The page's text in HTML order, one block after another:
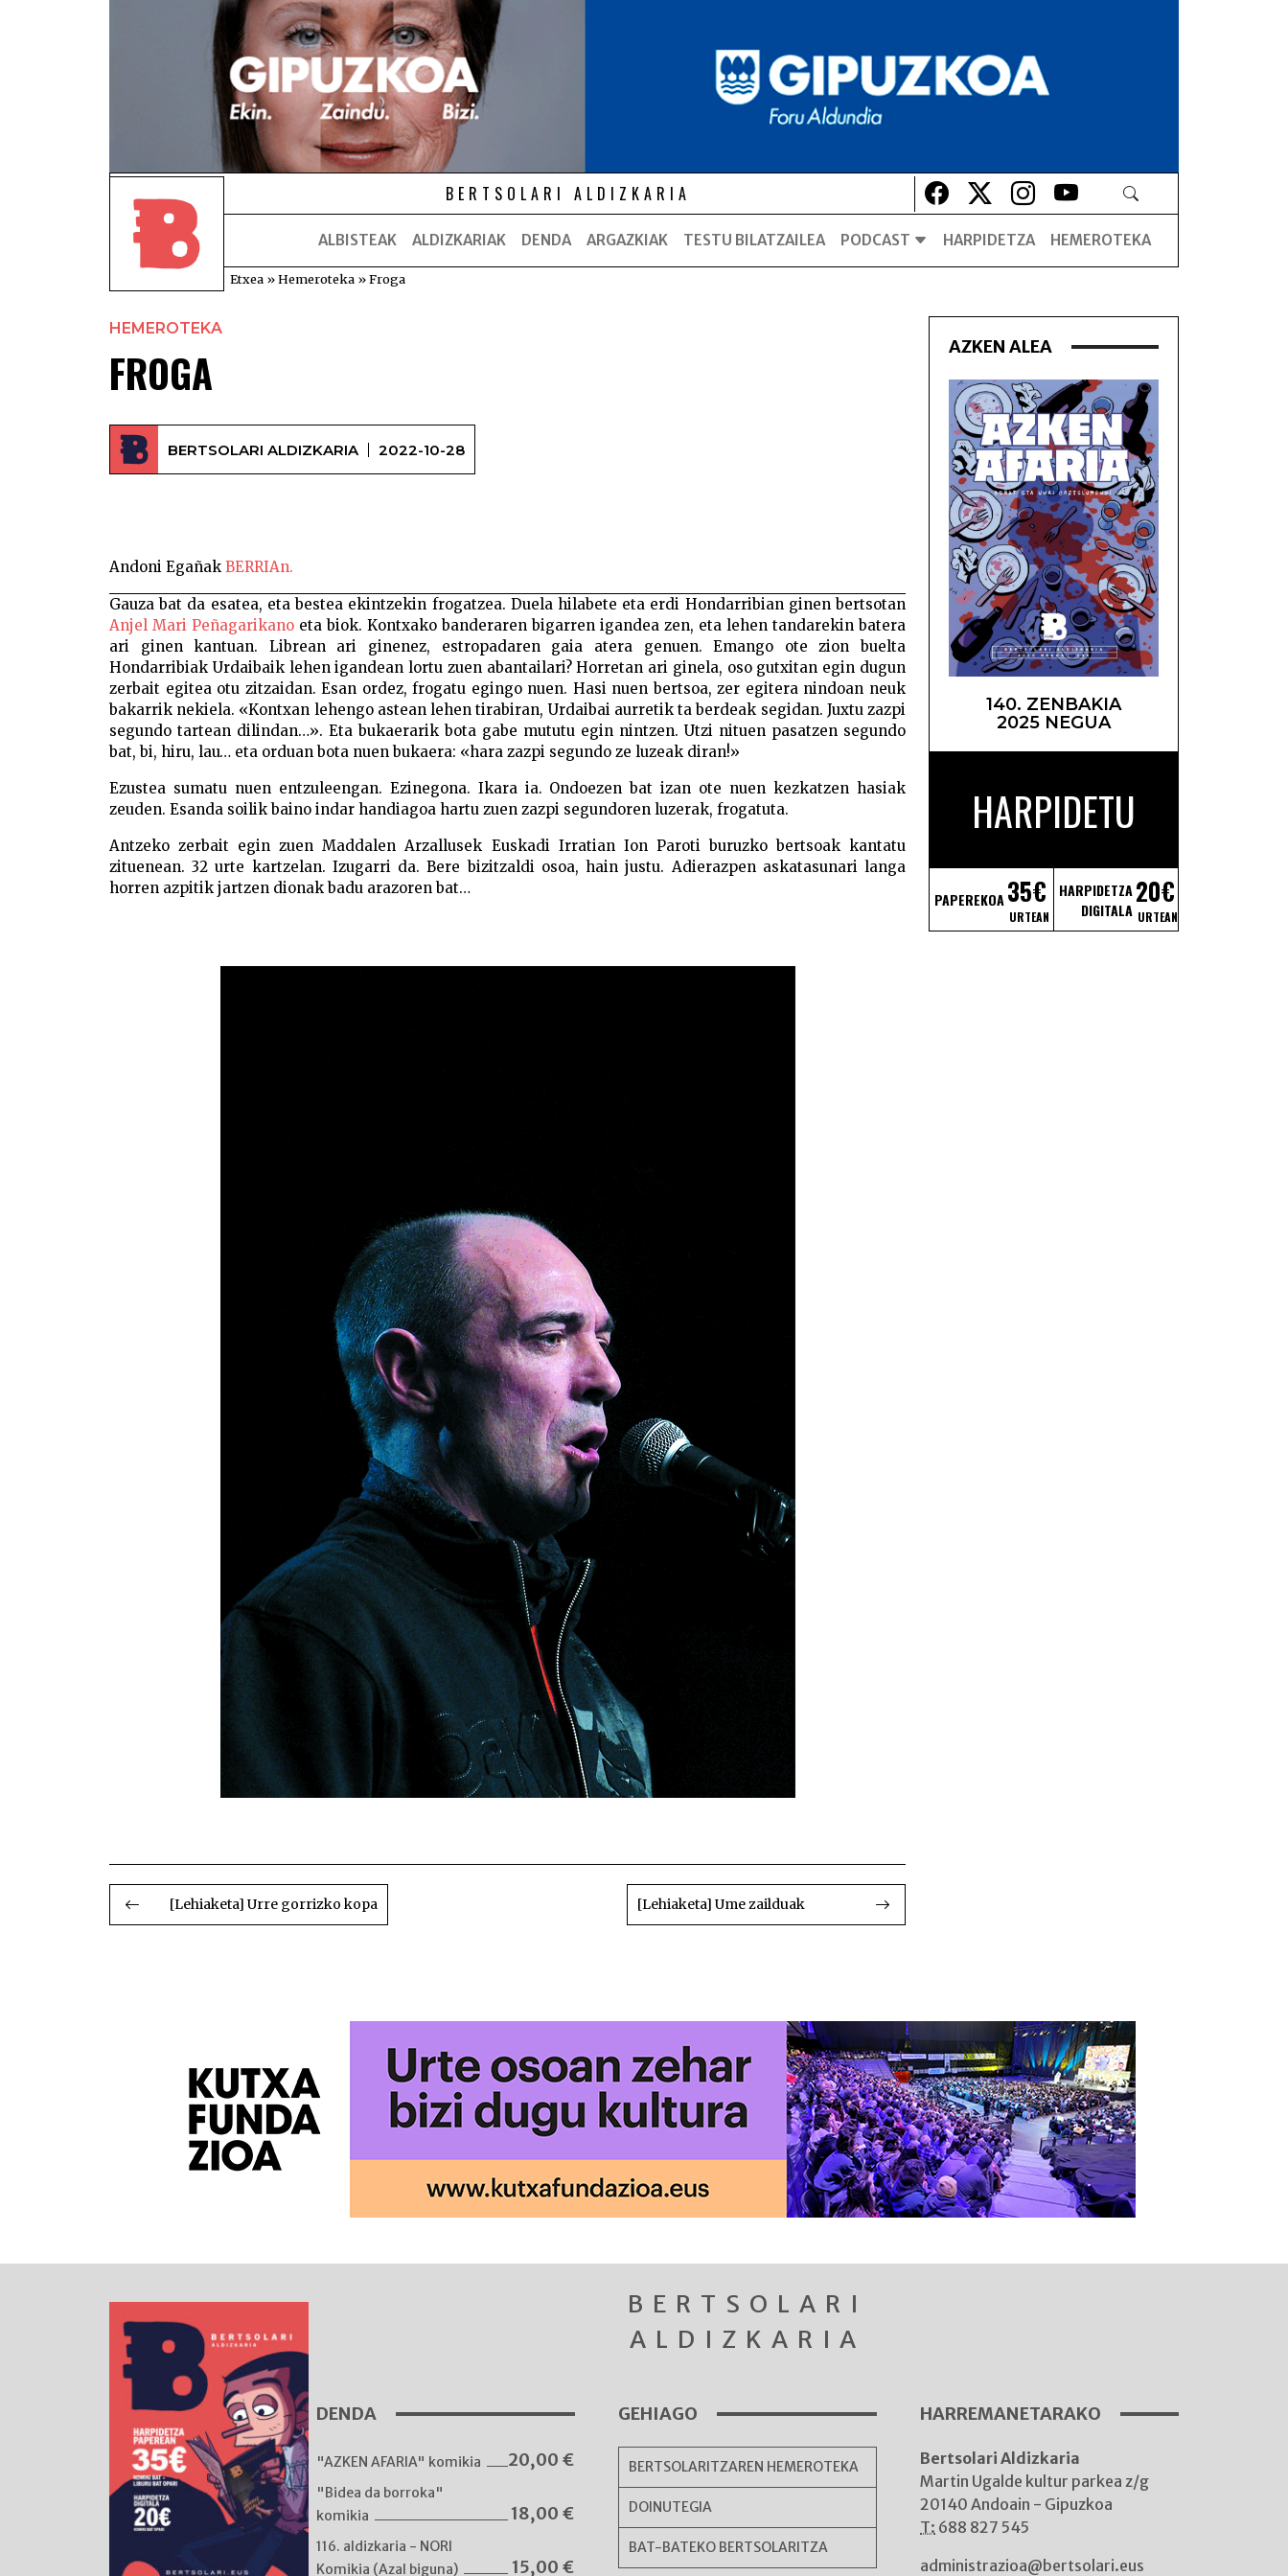
BERTSOLARI ALDIZKARIA Lehio berrian irekiko da
Lehio berrian irekiko da
Lehio berrian irekiko da
Lehio berrian irekiko da
ALBISTEAK ALDIZKARIAK DENDA ARGAZKIAK TESTU BILATZAILEA PODCAST HARPIDETZA HEMEROTEKA
Etxea »Hemeroteka »Froga
HEMEROTEKA
FROGA
BERTSOLARI ALDIZKARIA 2022-10-28
Andoni Egañak BERRIAn.
Gauza bat da esatea, eta bestea ekintzekin frogatzea. Duela hilabete eta erdi Hondarribian ginen bertsotan
Anjel Mari Peñagarikano eta biok. Kontxako banderaren bigarren igandea zen, eta lehen tandarekin batera
ari ginen kantuan. Librean ari ginenez, estropadaren gaia atera genuen. Emango ote zion buelta
Hondarribiak Urdaibaik lehen igandean lortu zuen abantailari? Horretan ari ginela, oso gutxitan egin dugun
zerbait egitea otu zitzaidan. Esan ordez, frogatu egingo nuen. Hasi nuen bertsoa, zer egitera nindoan neuk
bakarrik nekiela. «Kontxan lehengo astean lehen tirabiran, Urdaibai aurretik ta berdeak segidan. Juxtu zazpi
segundo tartean dilindan…». Eta bukaerarik bota gabe mututu egin nintzen. Utzi nituen pasatzen segundo
bat, bi, hiru, lau… eta orduan bota nuen bukaera: «hara zazpi segundo ze luzeak diran!»
Ezustea sumatu nuen entzuleengan. Ezinegona. Ikara ia. Ondoezen bat izan ote nuen kezkatzen hasiak
zeuden. Esanda soilik baino indar handiagoa hartu zuen zazpi segundoren luzerak, frogatuta.
Antzeko zerbait egin zuen Maddalen Arzallusek Euskadi Irratian Ion Paroti buruzko bertsoak kantatu
zituenean. 32 urte kartzelan. Izugarri da. Bere bizitzaldi osoa, hain justu. Adierazpen askatasunari langa
horren azpitik jartzen dionak badu arazoren bat…
BIDALKETETAN
ZEHAR[Lehiaketa] Urre gorrizko kopa [Lehiaketa] Ume zailduak
AZKEN ALEA
140. ZENBAKIA
2025 NEGUA
HARPIDETU
PAPEREKOA35€
URTEAN
HARPIDETZA
DIGITALA
20€
URTEAN
BERTSOLARI
ALDIZKARIA
DENDA
"AZKEN AFARIA" komikia 20,00 €
"Bidea da borroka"
komikia
18,00 €
116. aldizkaria - NORI
Komikia (Azal biguna)
15,00 €
GEHIAGO
BERTSOLARITZAREN HEMEROTEKA
DOINUTEGIA
BAT-BATEKO BERTSOLARITZA
HARREMANETARAKO
Bertsolari Aldizkaria
Martin Ugalde kultur parkea z/g
20140 Andoain - Gipuzkoa
T: 688 827 545
administrazioa@bertsolari.eus